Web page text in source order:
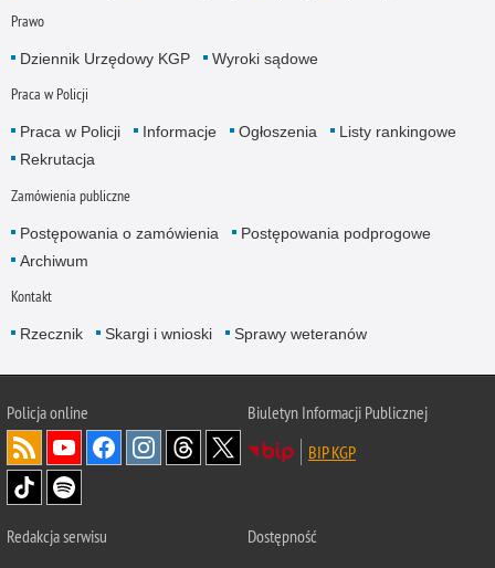
Prawo
Dziennik Urzędowy KGP Wyroki sądowe
Praca w Policji
Praca w Policji Informacje Ogłoszenia
Listy rankingowe
Rekrutacja
Zamówienia publiczne
Postępowania o zamówienia
Postępowania podprogowe
Archiwum
Kontakt
Rzecznik Skargi i wnioski Sprawy weteranów
Policjaonline
Biuletyn Informacji Publicznej
BIP KGP
Redakcja serwisu
Dostępność